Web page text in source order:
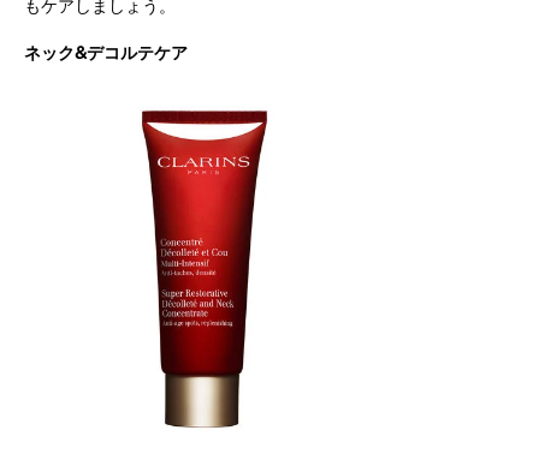
もケアしましょう。
ネック&デコルテケア